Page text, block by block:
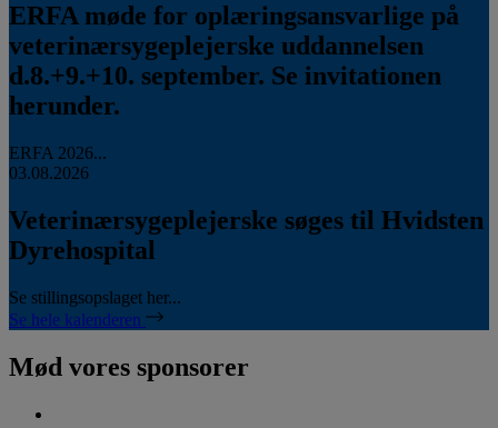
ERFA møde for oplæringsansvarlige på
veterinærsygeplejerske uddannelsen
d.8.+9.+10. september. Se invitationen
herunder.
ERFA 2026...
03.08.2026
Veterinærsygeplejerske søges til Hvidsten
Dyrehospital
Se stillingsopslaget her...
Se hele kalenderen
Mød vores sponsorer